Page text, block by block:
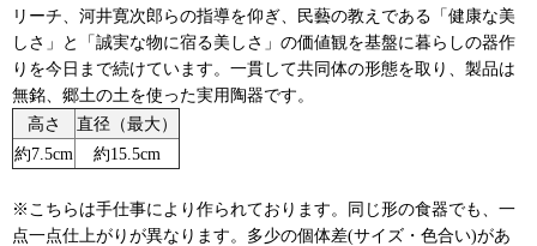
リーチ、河井寛次郎らの指導を仰ぎ、民藝の教えである「健康な美
しさ」と「誠実な物に宿る美しさ」の価値観を基盤に暮らしの器作
りを今日まで続けています。一貫して共同体の形態を取り、製品は
無銘、郷土の土を使った実用陶器です。
高さ
直径（最大）
約7.5cm
約15.5cm
※こちらは手仕事により作られております。同じ形の食器でも、一
点一点仕上がりが異なります。多少の個体差(サイズ・色合い)があ